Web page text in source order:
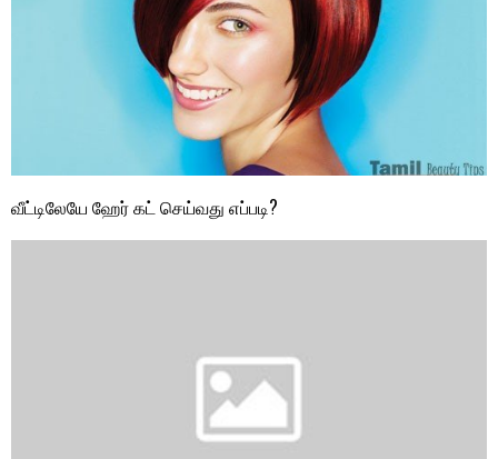
வீட்டிலேயே ஹேர் கட் செய்வது எப்படி?